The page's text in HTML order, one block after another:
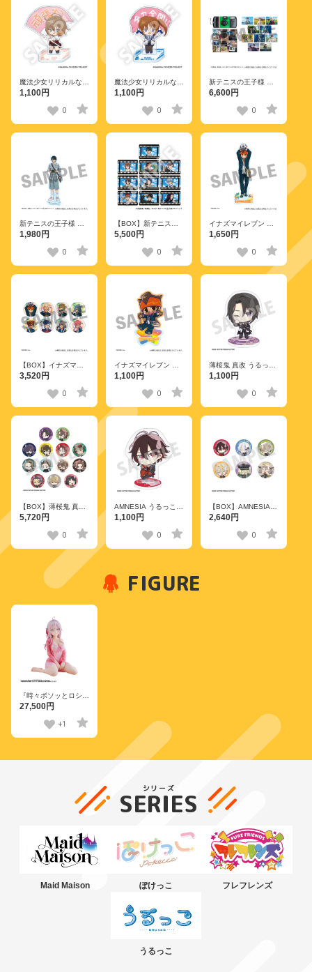
魔法少女リリカルなの
は EXCEEDS Gun
レフレンズアクリルス
タンド 久瀬 シイナ
1,100円
0
魔法少女リリカルなの
は EXCEEDS Gun
レフレンズアクリルス
タンド 高町 なのは
1,100円
0
新テニスの王子様 写
ルンです（TM）コラ
【LOFT2608】
6,600円
0
新テニスの王子様 ア
クリルスタンド 越前
【LOFT2608】
1,980円
0
【BOX】新テニスの
王子様 トレーディン
ド 全10種
【LOFT2608】
5,500円
0
イナズマイレブン 英
雄たちのヴィクトリー
ンド 円堂 守 平成ポッ
1,650円
0
【BOX】イナズマイ
レブン 英雄たちのヴ
レーディング缶バッジ
平成ポップver. 全8種
3,520円
0
イナズマイレブン 英
雄たちのヴィクトリー
クリルスタンド 円堂
守 平成ポップver.
1,100円
0
薄桜鬼 真改 うるっこ
アクリルスタンド 土
1,100円
0
【BOX】薄桜鬼 真改
うるっこ トレーディ
5,720円
0
AMNESIA うるっこ
アクリルスタンド シ
1,100円
0
【BOX】AMNESIA
うるっこ トレーディ
2,640円
0
FIGURE
『時々ボソッとロシア
語でデレる隣のアーリ
イロヴナ・九条 1/6ス
ケールフィギュア
27,500円
+1
シリーズ
SERIES
Maid Maison ぽけっこ フレフレンズ
うるっこ